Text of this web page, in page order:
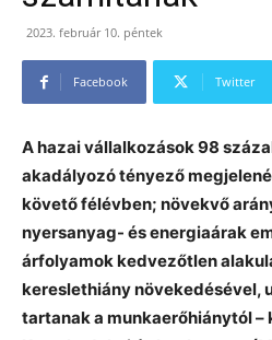
2023. február 10. péntek
Facebook Twitter
A hazai vállalkozások 98
akadályozó tényező
követő félévben; növekvő
nyersanyag- és energiaárak
árfolyamok kedvezőtlen
kereslethiány növekedésével,
tartanak a munkaerőhiánytól –